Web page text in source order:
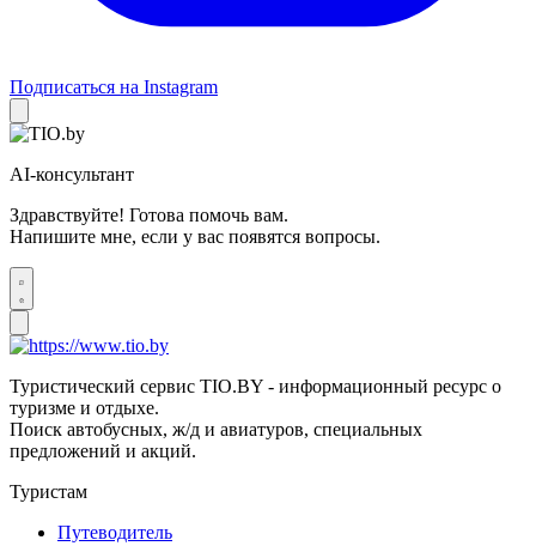
Подписаться на Instagram
AI-консультант
Здравствуйте! Готова помочь вам.
Напишите мне, если у вас появятся вопросы.
Туристический сервис TIO.BY - информационный ресурс о
туризме и отдыхе.
Поиск автобусных, ж/д и авиатуров, специальных
предложений и акций.
Туристам
Путеводитель